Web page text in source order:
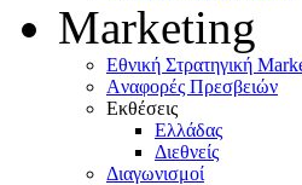
Marketing
Eθνική Στρατηγική
Aναφορές Πρεσβειών
Eκθέσεις
Eλλάδας
Διεθνείς
Διαγωνισμοί